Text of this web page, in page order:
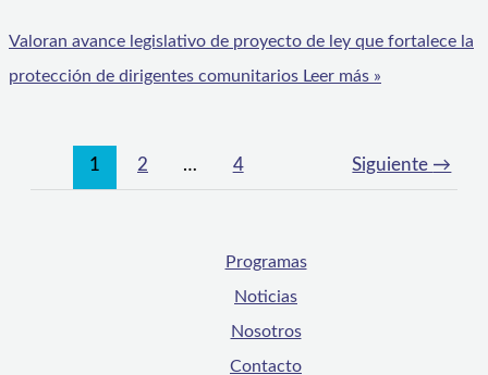
Valoran avance legislativo de proyecto de ley que fortalece la
protección de dirigentes comunitarios Leer más »
1 2 … 4 Siguiente →
Programas
Noticias
Nosotros
Contacto